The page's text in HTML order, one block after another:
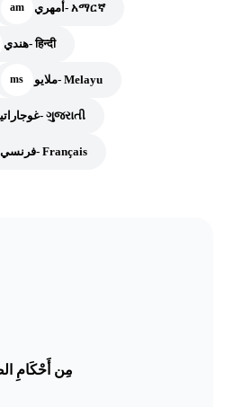
am أمهري- አማርኛ
هندي- हिन्दी
ms ملايو- Melayu
غوجاراتية- ગુજરાતી
فرنسي- Français
مِن أَحْكَامِ